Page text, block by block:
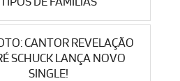
CANTOR REVELAÇÃO
SCHUCK LANÇA NOVO
SINGLE!